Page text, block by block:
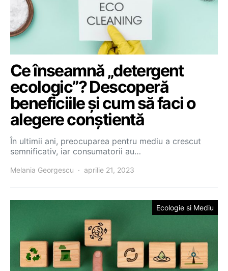
Ce înseamnă „detergent
ecologic”? Descoperă
beneficiile și cum să faci o
alegere conștientă
În ultimii ani, preocuparea pentru mediu a crescut
semnificativ, iar consumatorii au…
Melania Georgescu aprilie 21, 2023
Ecologie si Mediu